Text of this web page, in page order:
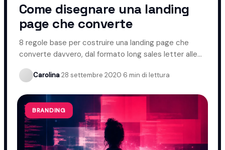
Come disegnare una landing
page che converte
8 regole base per costruire una landing page che
converte davvero, dal formato long sales letter alle
Carolina·28 settembre 2020·6 min di lettura
BRANDING